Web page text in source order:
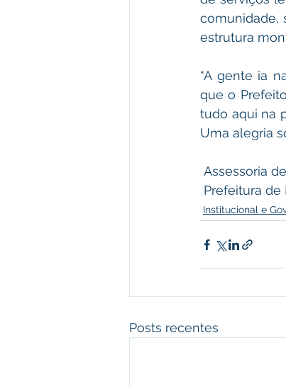
comunidade,
estrutura
“A gente ia
que o
tudo aqui na
Uma alegria
Assessoria
Prefeitura de
Institucional e
Posts recentes